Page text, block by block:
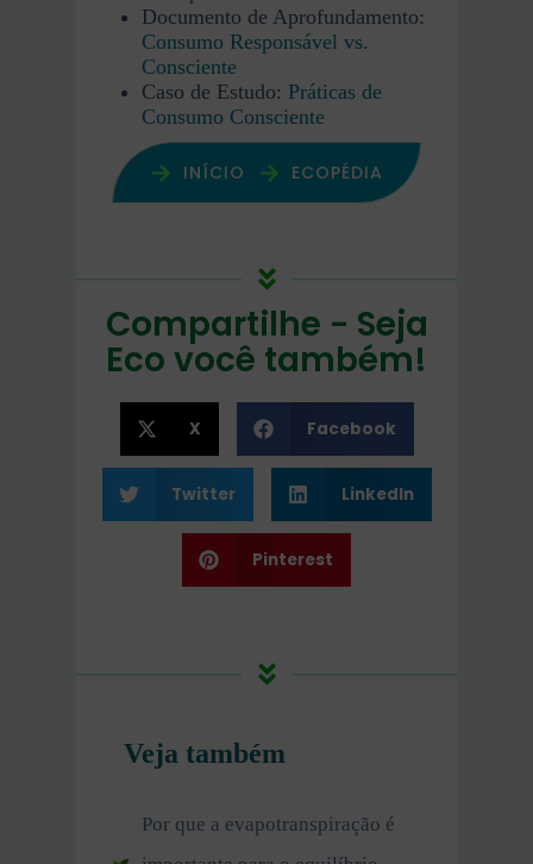
Documento de Aprofundamento:
Consumo Responsável vs.
Consciente
Caso de Estudo: Práticas de
Consumo Consciente
INÍCIO ECOPÉDIA
Compartilhe - Seja
Eco você também!
X Facebook
Twitter LinkedIn
Pinterest
Veja também
Por que a evapotranspiração é